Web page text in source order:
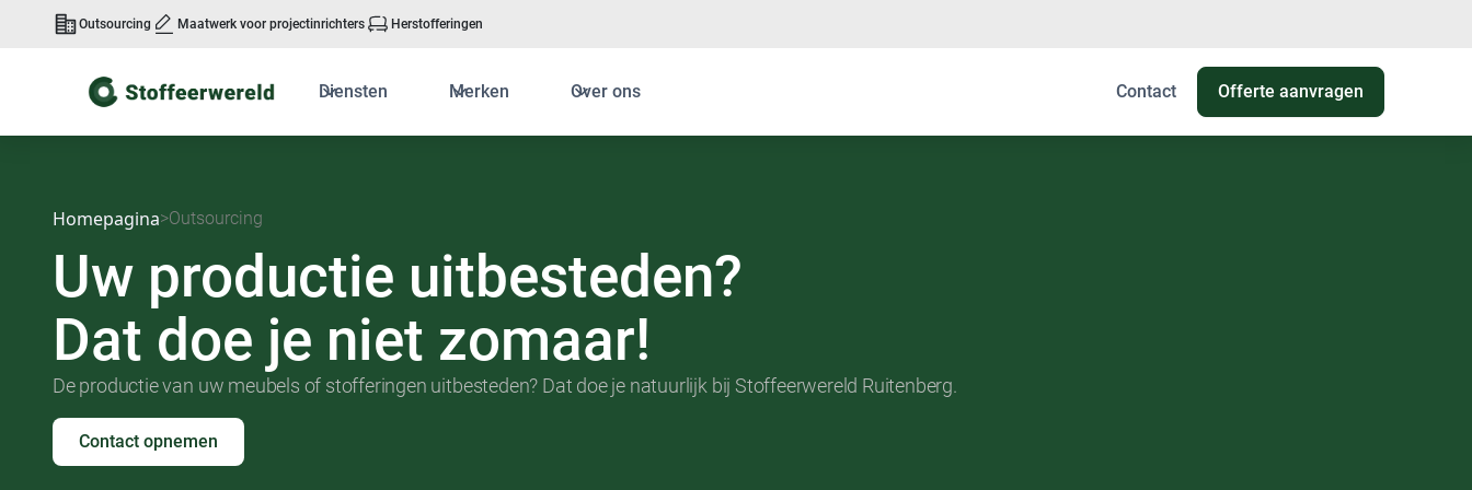
Outsourcing Maatwerk voor projectinrichters Herstofferingen
Diensten Merken Over ons Contact Offerte aanvragen
Homepagina>Outsourcing
Uw productie uitbesteden?
Dat doe je niet zomaar!
De productie van uw meubels of stofferingen uitbesteden? Dat doe je natuurlijk bij Stoffeerwereld Ruitenberg.
Contact opnemen